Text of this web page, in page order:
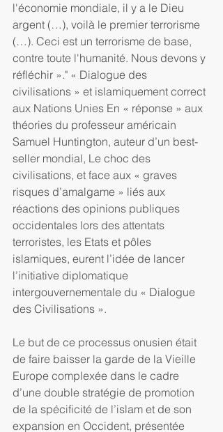
l'économie mondiale, il y a le Dieu
argent (…), voilà le premier terrorisme
(…). Ceci est un terrorisme de base,
contre toute l'humanité. Nous devons y
réfléchir »." « Dialogue des
civilisations » et islamiquement correct
aux Nations Unies En « réponse » aux
théories du professeur américain
Samuel Huntington, auteur d’un best-
seller mondial, Le choc des
civilisations, et face aux « graves
risques d’amalgame » liés aux
réactions des opinions publiques
occidentales lors des attentats
terroristes, les Etats et pôles
islamiques, eurent l’idée de lancer
l’initiative diplomatique
intergouvernementale du « Dialogue
des Civilisations ».
Le but de ce processus onusien était
de faire baisser la garde de la Vieille
Europe complexée dans le cadre
d’une double stratégie de promotion
de la spécificité de l’islam et de son
expansion en Occident, présentée